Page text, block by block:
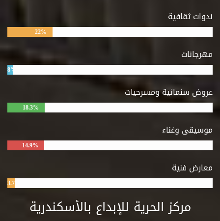
ندوات ثقافية
22%
مهرجانات
8%
عروض سنمائية ومسرحيات
18.3%
موسيقى وغناء
14.9%
معارض فنية
3.7%
مركز الحرية للإبداع بالأسكندرية